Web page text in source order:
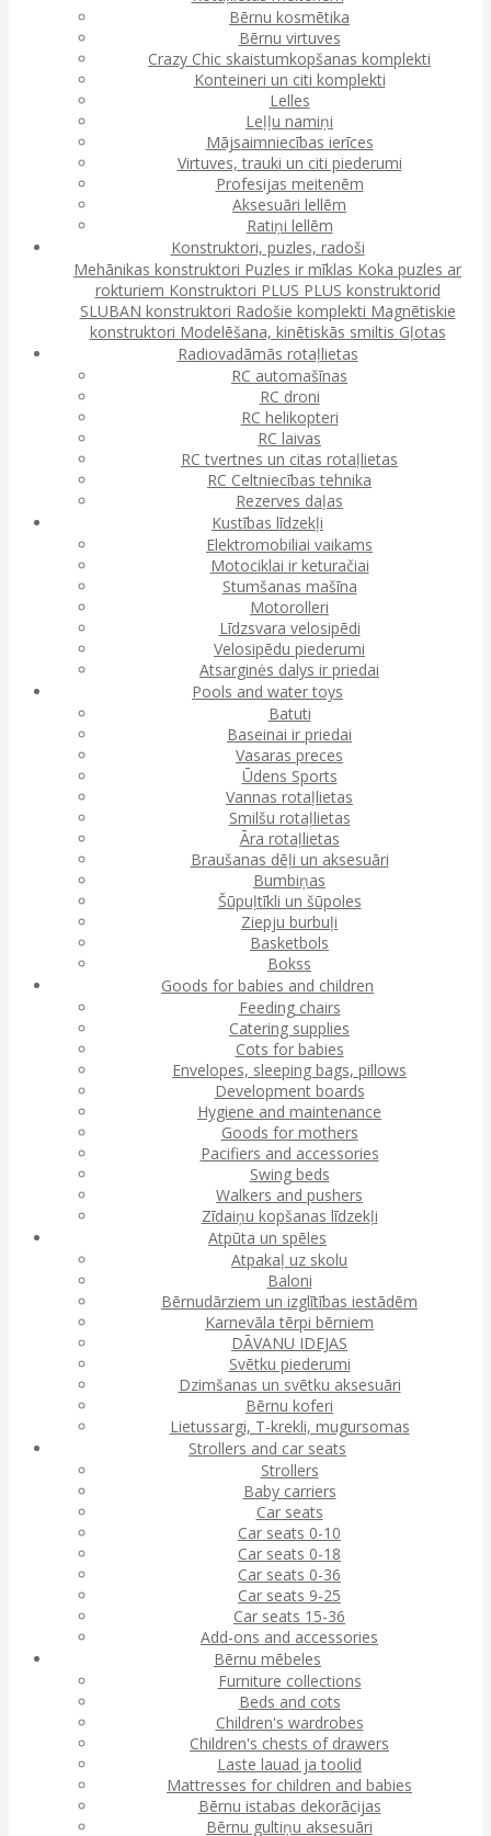
Bērnu kosmētika
Bērnu virtuves
Crazy Chic skaistumkopšanas komplekti
Konteineri un citi komplekti
Lelles
Leļļu namiņi
Mājsaimniecības ierīces
Virtuves, trauki un citi piederumi
Profesijas meitenēm
Aksesuāri lellēm
Ratiņi lellēm
Konstruktori, puzles, radoši
Mehānikas konstruktori Puzles ir mīklas Koka puzles ar
rokturiem Konstruktori PLUS PLUS konstruktorid
SLUBAN konstruktori Radošie komplekti Magnētiskie
konstruktori Modelēšana, kinētiskās smiltis Gļotas
Radiovadāmās rotaļlietas
RC automašīnas
RC droni
RC helikopteri
RC laivas
RC tvertnes un citas rotaļlietas
RC Celtniecības tehnika
Rezerves daļas
Kustības līdzekļi
Elektromobiliai vaikams
Motociklai ir keturačiai
Stumšanas mašīna
Motorolleri
Līdzsvara velosipēdi
Velosipēdu piederumi
Atsarginės dalys ir priedai
Pools and water toys
Batuti
Baseinai ir priedai
Vasaras preces
Ūdens Sports
Vannas rotaļlietas
Smilšu rotaļlietas
Āra rotaļlietas
Braušanas dēļi un aksesuāri
Bumbiņas
Šūpuļtīkli un šūpoles
Ziepju burbuļi
Basketbols
Bokss
Goods for babies and children
Feeding chairs
Catering supplies
Cots for babies
Envelopes, sleeping bags, pillows
Development boards
Hygiene and maintenance
Goods for mothers
Pacifiers and accessories
Swing beds
Walkers and pushers
Zīdaiņu kopšanas līdzekļi
Atpūta un spēles
Atpakaļ uz skolu
Baloni
Bērnudārziem un izglītības iestādēm
Karnevāla tērpi bērniem
DĀVANU IDEJAS
Svētku piederumi
Dzimšanas un svētku aksesuāri
Bērnu koferi
Lietussargi, T-krekli, mugursomas
Strollers and car seats
Strollers
Baby carriers
Car seats
Car seats 0-10
Car seats 0-18
Car seats 0-36
Car seats 9-25
Car seats 15-36
Add-ons and accessories
Bērnu mēbeles
Furniture collections
Beds and cots
Children's wardrobes
Children's chests of drawers
Laste lauad ja toolid
Mattresses for children and babies
Bērnu istabas dekorācijas
Bērnu gultiņu aksesuāri